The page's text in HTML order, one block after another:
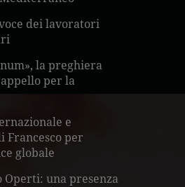
dei lavoratori
la preghiera
per la
e
Francesco per
globale
Operti: una presenza